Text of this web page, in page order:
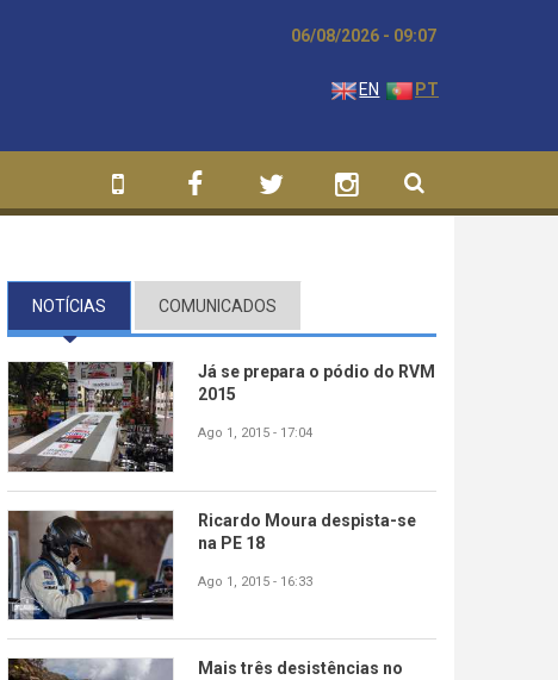
06/08/2026 - 09:07
EN PT
NOTÍCIAS (SEPARADOR ATIVO)
COMUNICADOS
Já se prepara o pódio do RVM
2015
Ago 1, 2015 - 17:04
Ricardo Moura despista-se
na PE 18
Ago 1, 2015 - 16:33
Mais três desistências no